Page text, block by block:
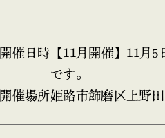
開催日時 【11月開催】11月
です。
開催場所姫路市飾磨区上野